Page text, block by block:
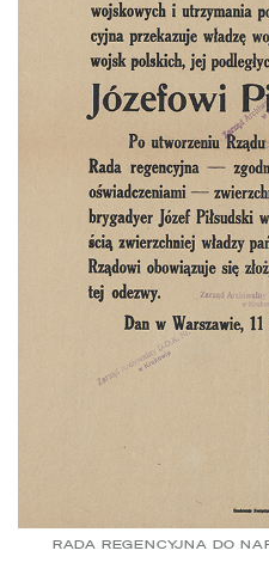
RADA REGENCYJNA DO